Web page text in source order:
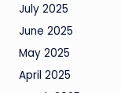
July 2025
June 2025
May 2025
April 2025